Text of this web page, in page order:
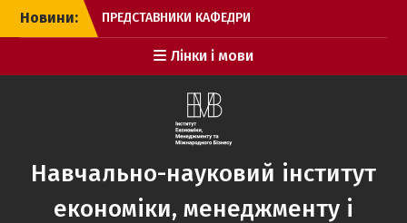
Перейти
Новини:
ПРЕДСТАВНИКИ КАФЕДРИ
ТУРИЗМУ І ГОТЕЛЬНО-
РЕСТОРАННОГО БІЗНЕСУ
ДОЛУЧИЛИСЬ ДО РОБОТИ
«ПРИРОДНО-ЗАПОВІДНІ
ТЕРИТОРІЇ: СТАН,
ПРОБЛЕМИ ТА РОЗВИТОК
ЗАРАДИ МАЙБУТНЬОГО»
Представники ННІ ЕММБ
НТУ «ХПІ» успішно взяли
Лінки і мови
Навчально-науковий інститут
економіки, менеджменту і